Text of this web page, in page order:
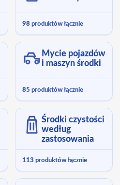
98 produktów łącznie
Mycie pojazdów
i maszyn środki
85 produktów łącznie
Środki czystości
według
zastosowania
113 produktów łącznie